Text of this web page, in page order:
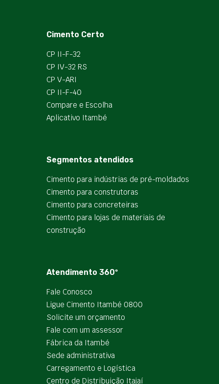
Cimento Certo
CP II-F-32
CP IV-32 RS
CP V-ARI
CP II-F-40
Compare e Escolha
Aplicativo Itambé
Segmentos atendidos
Cimento para indústrias de pré-moldados
Cimento para construtoras
Cimento para concreteiras
Cimento para lojas de materiais de
construção
Atendimento 360º
Fale Conosco
Ligue Cimento Itambé 0800
Solicite um orçamento
Fale com um assessor
Fábrica da Itambé
Sede administrativa
Carregamento e Logística
Centro de Distribuição Itajaí